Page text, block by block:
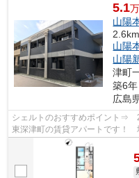
5.1
山陽
2.6km
山陽
山陽
津町
築6
広島
シェルトのおすすめポイント
東深津町の賃貸アパートです
ドラッグストアまで徒歩約8分♪